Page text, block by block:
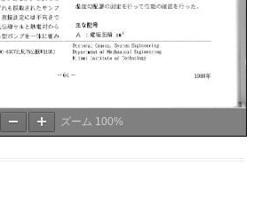
ズーム 100%